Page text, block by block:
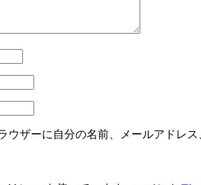
ウザーに自分の名前、メールアドレス